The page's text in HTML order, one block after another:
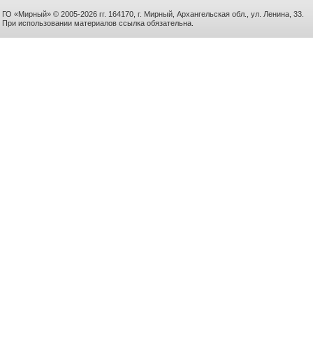
ГО «Мирный» © 2005-2026 гг. 164170, г. Мирный, Архангельская обл., ул. Ленина, 33.
При использовании материалов ссылка обязательна.